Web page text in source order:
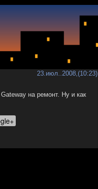
23.июл..2008,(10:23)
на ремонт. Ну и как